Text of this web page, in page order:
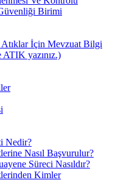
Birimi
İçin Mevzuat Bilgi
yazınız.)
Nedir?
Nasıl Başvurulur?
Süreci Nasıldır?
Kimler